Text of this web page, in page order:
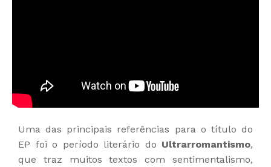
Uma das principais referências para o título do
EP foi o período literário do Ultrarromantismo,
que traz muitos textos com sentimentalismo,